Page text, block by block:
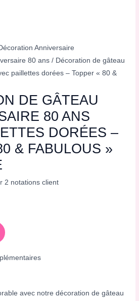
Anniversaire
80 ans / Décoration de gâteau
paillettes dorées – Topper « 80 &
DE GÂTEAU
80 ANS
DORÉES –
& FABULOUS »
2 notations client
avec notre décoration de gâteau